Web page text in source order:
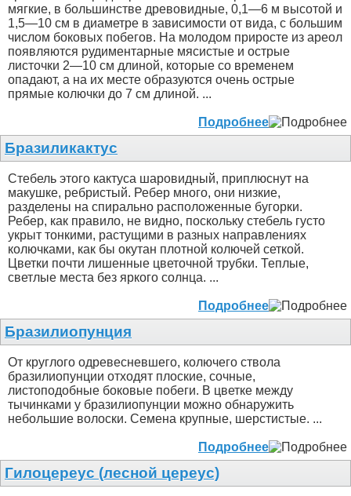
мягкие, в большинстве древовидные, 0,1—6 м выcотой и
1,5—10 см в диаметре в зависимости от вида, с большим
числом боковых побегов. На молодом приросте из ареол
появляются рудиментарные мясистые и острые
листочки 2—10 см длиной, которые со временем
опадают, а на их месте образуются очень острые
прямые колючки до 7 см длиной. ...
Подробнее
Бразиликактус
Стебель этого кактуса шаровидный, приплюснут на
макушке, ребристый. Ребер много, они низкие,
разделены на спирально расположенные бугорки.
Ребер, как правило, не видно, поскольку стебель густо
укрыт тонкими, растущими в разных направлениях
колючками, как бы окутан плотной колючей сеткой.
Цветки почти лишенные цветочной трубки. Теплые,
светлые места без яркого солнца. ...
Подробнее
Бразилиопунция
От круглого одревесневшего, колючего ствола
бразилиопунции отходят плоские, сочные,
листоподобные боковые побеги. В цветке между
тычинками у бразилиопунции можно обнаружить
небольшие волоски. Семена крупные, шерстистые. ...
Подробнее
Гилоцереус (лесной цереус)